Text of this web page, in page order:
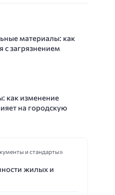
материалы: как
с загрязнением
как изменение
на городскую
и стандарты»
жилых и